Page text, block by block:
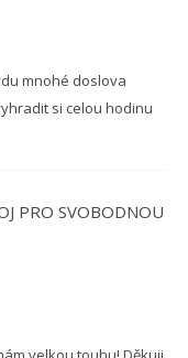
mnohé doslova
si celou hodinu
PRO SVOBODNOU